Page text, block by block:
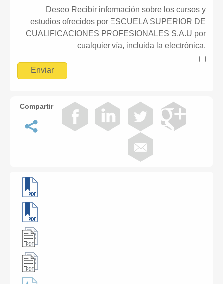
Deseo Recibir información sobre los cursos y
estudios ofrecidos por ESCUELA SUPERIOR DE
CUALIFICACIONES PROFESIONALES S.A.U por
cualquier vía, incluida la electrónica.
Compartir